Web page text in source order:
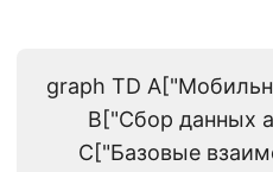
graph TD
B["Сбор данных
C["Базовые